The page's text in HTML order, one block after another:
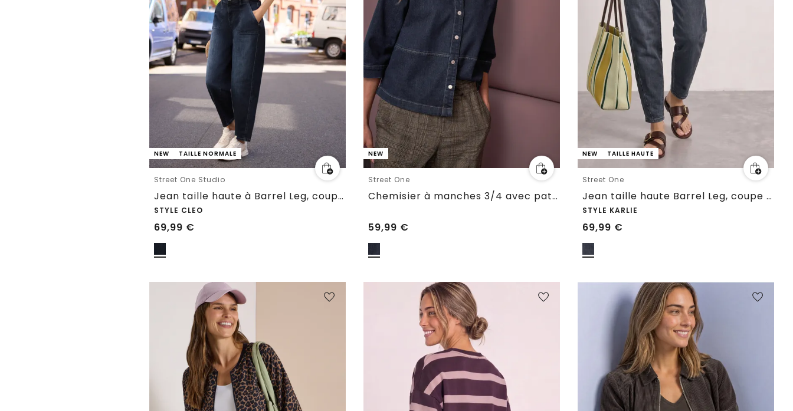
NEW TAILLE NORMALE
Street One Studio
Jean taille haute à Barrel Leg, coupe ample
STYLE CLEO
69,99 €
NEW
Street One
Chemisier à manches 3/4 avec patte de boutonnage
59,99 €
NEW TAILLE HAUTE
Street One
Jean taille haute Barrel Leg, coupe ample
STYLE KARLIE
69,99 €